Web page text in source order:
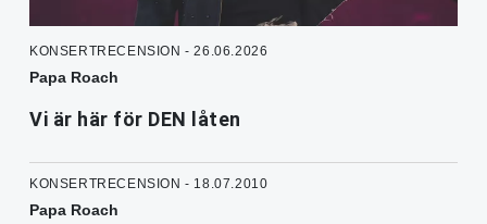
KONSERTRECENSION - 26.06.2026
Papa Roach
Vi är här för DEN låten
KONSERTRECENSION - 18.07.2010
Papa Roach